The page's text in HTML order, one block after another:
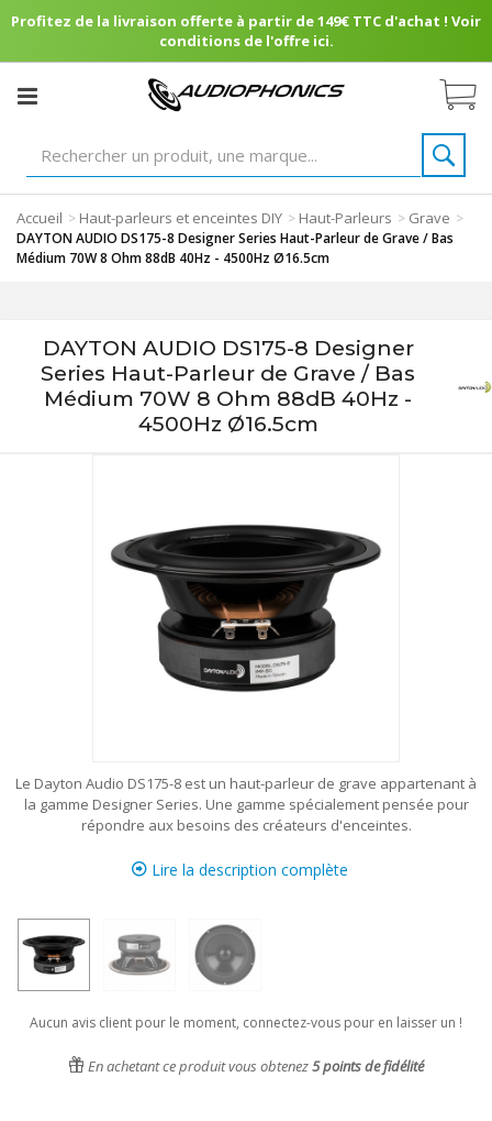
Profitez de la livraison offerte à partir de 149€ TTC d'achat ! Voir
conditions de l'offre ici.
Accueil > Haut-parleurs et enceintes DIY > Haut-Parleurs > Grave >
DAYTON AUDIO DS175-8 Designer Series Haut-Parleur de Grave / Bas
Médium 70W 8 Ohm 88dB 40Hz - 4500Hz Ø16.5cm
DAYTON AUDIO DS175-8 Designer
Series Haut-Parleur de Grave / Bas
Médium 70W 8 Ohm 88dB 40Hz -
4500Hz Ø16.5cm
Le Dayton Audio DS175-8 est un haut-parleur de grave appartenant à
la gamme Designer Series. Une gamme spécialement pensée pour
répondre aux besoins des créateurs d'enceintes.
Lire la description complète
Aucun avis client pour le moment, connectez-vous pour en laisser un !
En achetant ce produit vous obtenez5points de fidélité